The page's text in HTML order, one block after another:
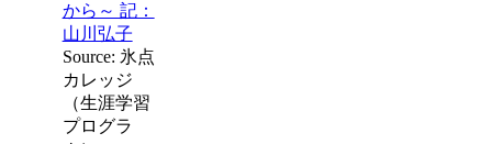
から～ 記：
山川弘子
Source: 氷点
カレッジ
（生涯学習
プログラ